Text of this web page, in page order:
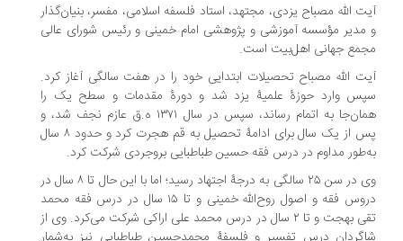
آیت الله مصباح یزدی، مجتهد، استاد فلسفه اسلامی، مفسر، بنیان‌گذار
و مدیر مؤسسه آموزشی و پژوهشی امام خمینی و رئیس شورای عالی
مجمع جهانی اهل‌بیت است.
آیت الله مصباح تحصیلات ابتدایی خود را در هفت سالگی آغاز کرد.
سپس وارد حوزهٔ علمیهٔ یزد شد و دورهٔ مقدمات و سطح یک را
همان‌جا به اتمام رساند، سپس در سال ۱۳۷۱ ه‌.ق عازم نجف شد، و
پس از یک سال برای ادامهٔ تحصیل به قم هجرت کرد و حدود ۸ سال
به‌طور مداوم در درس فقه حسین طباطبایی بروجردی شرکت کرد.
وی در سن ۲۵ سالگی به درجهٔ اجتهاد رسید؛ اما با این حال تا ۸ سال در
دروس فقه و اصول روح‌الله خمینی و تا ۱۵ سال در درس فقه محمد
تقی بهجت و تا ۲ سال در درس محمد علی اراکی شرکت می‌کرد. وی از